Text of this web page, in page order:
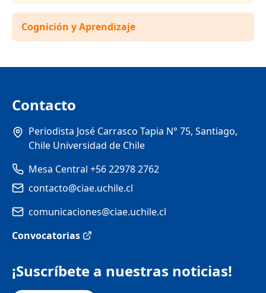
Cognición y Aprendizaje
Contacto
Periodista José Carrasco Tapia N° 75, Santiago,
Chile Universidad de Chile
Mesa Central +56 22978 2762
contacto@ciae.uchile.cl
comunicaciones@ciae.uchile.cl
Convocatorias
¡Suscríbete a nuestras noticias!